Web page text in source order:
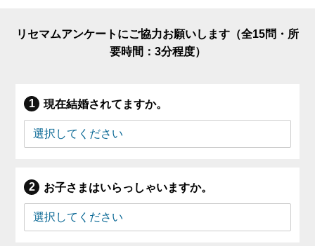
リセマムアンケートにご協力お願いします（全15問・所
要時間：3分程度）
現在結婚されてますか。
お子さまはいらっしゃいますか。